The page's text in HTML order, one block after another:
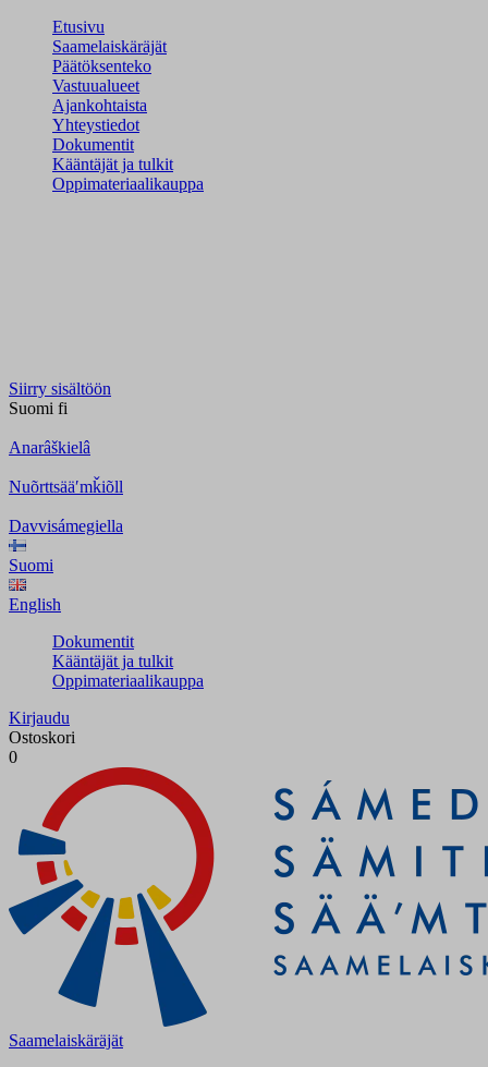
Etusivu
Saamelaiskäräjät
Päätöksenteko
Vastuualueet
Ajankohtaista
Yhteystiedot
Dokumentit
Kääntäjät ja tulkit
Oppimateriaalikauppa
Siirry sisältöön
Suomi fi
Anarâškielâ
Nuõrttsääʹmǩiõll
Davvisámegiella
Suomi
English
Dokumentit
Kääntäjät ja tulkit
Oppimateriaalikauppa
Kirjaudu
Ostoskori
0
Saamelaiskäräjät